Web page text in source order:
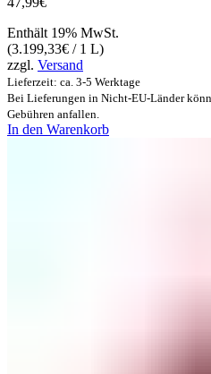
Enthält 19% MwSt.
(3.199,33€ / 1 L)
zzgl. Versand
Lieferzeit: ca. 3-5 Werktage
Bei Lieferungen in Nicht-EU-Länder
Gebühren anfallen.
In den Warenkorb